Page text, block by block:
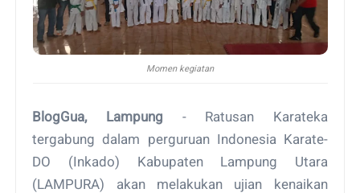
Momen kegiatan
BlogGua, Lampung - Ratusan Karateka
tergabung dalam perguruan Indonesia Karate-
DO (Inkado) Kabupaten Lampung Utara
(LAMPURA) akan melakukan ujian kenaikan